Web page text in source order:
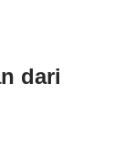
dari